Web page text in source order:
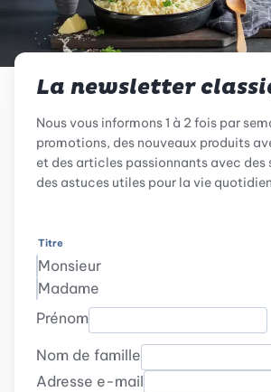
La newsletter
Nous vous informons 1 à 2 fois par
promotions, des nouveaux produits
et des articles passionnants avec des
des astuces utiles pour la vie
Titre
Monsieur
Madame
Prénom
Nom de famille
Adresse e-mail